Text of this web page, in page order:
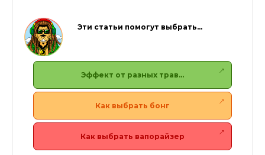
Эти статьи помогут выбрать…
Эффект от разных трав…
Как выбрать бонг
Как выбрать вапорайзер